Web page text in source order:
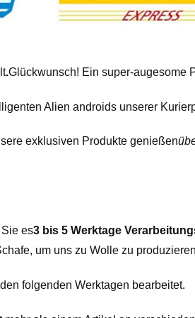
.Glückwunsch! Ein super-augesome
Alien androids unserer
exklusiven Produkte genießen
es3 bis 5 Werktage
um uns zu Wolle zu
folgenden Werktagen bearbeitet.